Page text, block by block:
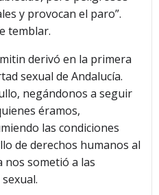
y provocan el paro”.
temblar.
derivó en la primera
sexual de Andalucía.
negándonos a seguir
éramos,
las condiciones
de derechos humanos al
sometió a las